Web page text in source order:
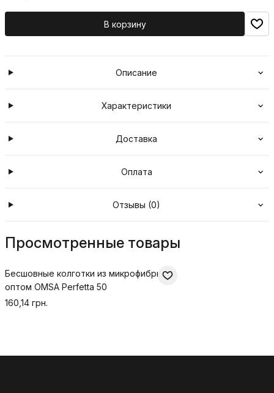
В корзину
Описание
Характеристики
Доставка
Оплата
Отзывы (0)
Просмотренные товары
Бесшовные колготки из микрофибры
оптом OMSA Perfetta 50
160,14 грн.